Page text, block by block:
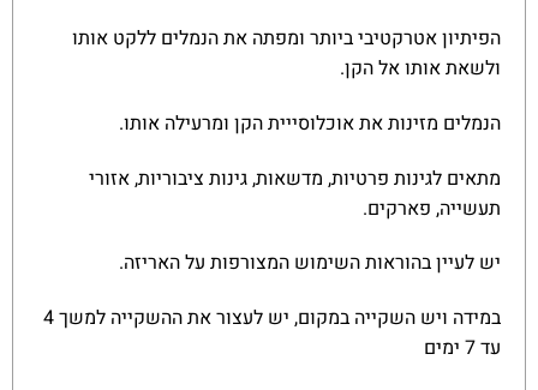
הפיתיון אטרקטיבי ביותר ומפתה את הנמלים ללקט אותו
ולשאת אותו אל הקן.
הנמלים מזינות את אוכלוסייית הקן ומרעילה אותו.
מתאים לגינות פרטיות, מדשאות, גינות ציבוריות, אזורי
תעשייה, פארקים.
יש לעיין בהוראות השימוש המצורפות על האריזה.
במידה ויש השקייה במקום, יש לעצור את ההשקייה למשך 4
עד 7 ימים